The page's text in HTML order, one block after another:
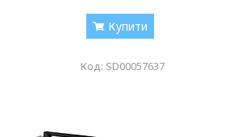
Купити
SD00057637